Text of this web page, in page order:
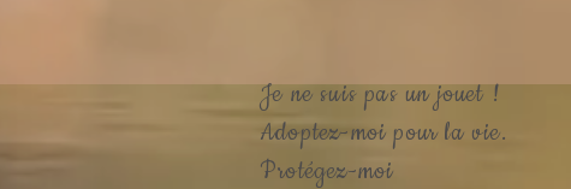
Je ne suis pas un jouet !
Adoptez-moi pour la vie.
Protégez-moi